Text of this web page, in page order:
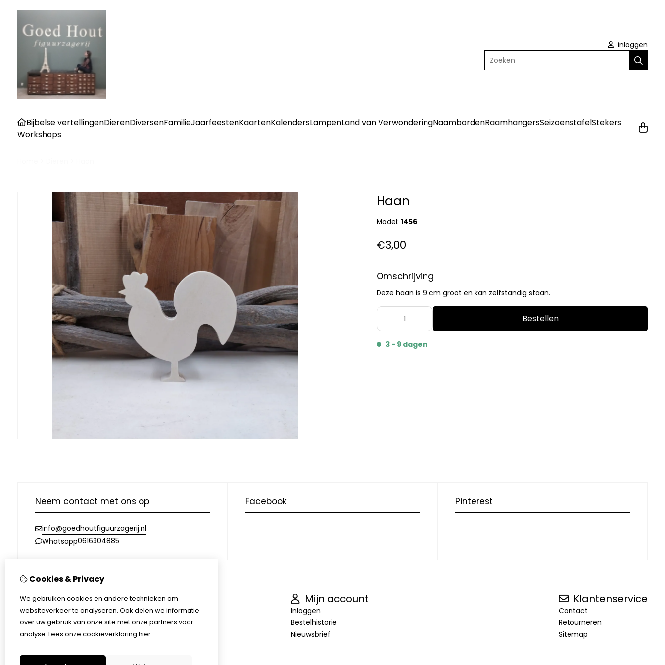
inloggen
Zoeken
Bijbelse vertellingenDierenDiversenFamilieJaarfeestenKaartenKalendersLampenLand van VerwonderingNaambordenRaamhangersSeizoenstafelStekers
Workshops
Haan
Model:1456
€3,00
Omschrijving
Deze haan is 9 cm groot en kan zelfstandig staan.
Bestellen
3 - 9 dagen
Neem contact met ons op
info@goedhoutfiguurzagerij.nl
Whatsapp0616304885
Facebook Pinterest
Informatie
Over ons
Verzending
Disclaimer
Mijn account
Inloggen
Bestelhistorie
Nieuwsbrief
Klantenservice
Contact
Retourneren
Sitemap
Cookies & Privacy
We gebruiken cookies en andere technieken om
websiteverkeer te analyseren. Ook delen we informatie
over uw gebruik van onze site met onze partners voor
analyse. Lees onze cookieverklaring hier